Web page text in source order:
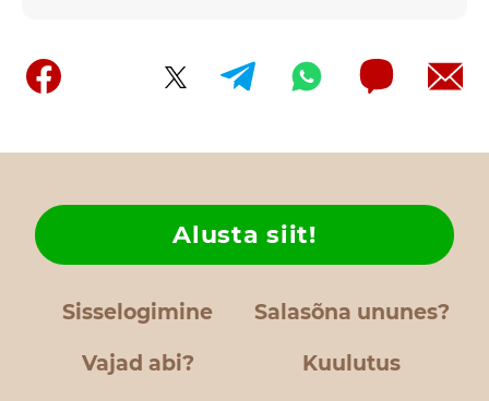
Sisselogimine Salasõna ununes?
Vajad abi?
Alusta siit!
Kuulutus